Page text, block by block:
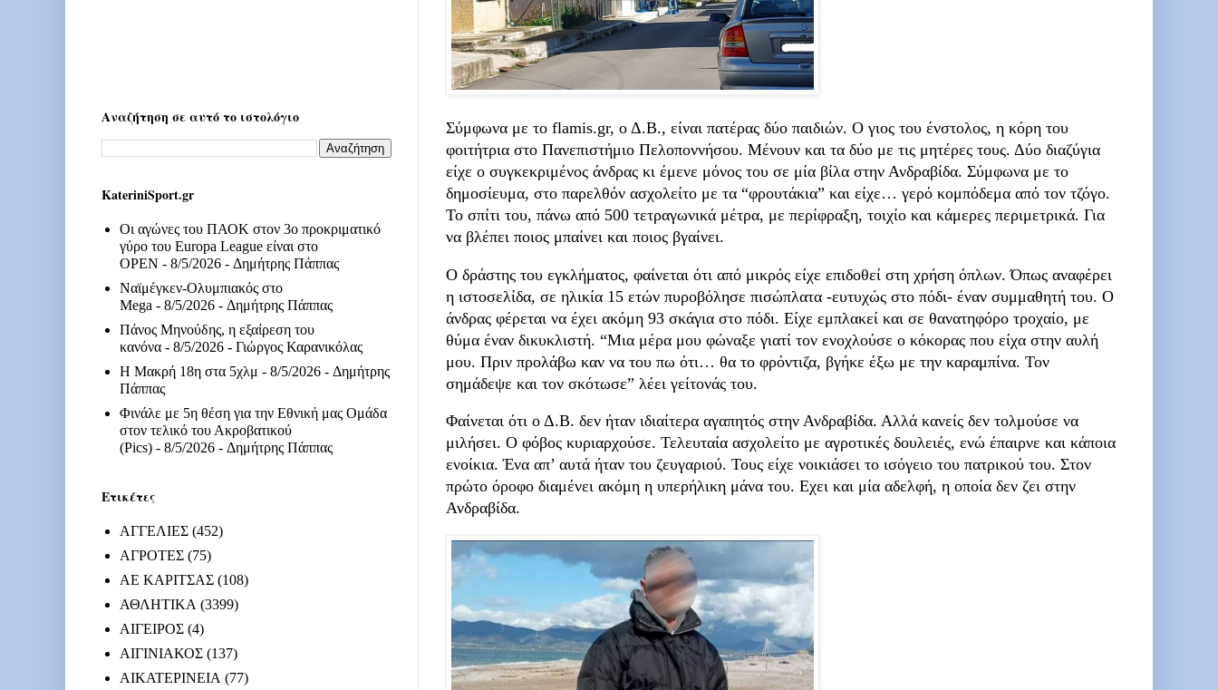
Σύμφωνα με το flamis.gr, ο Δ.Β., είναι πατέρας δύο παιδιών. Ο γιος του ένστολος, η κόρη του
φοιτήτρια στο Πανεπιστήμιο Πελοποννήσου. Μένουν και τα δύο με τις μητέρες τους. Δύο διαζύγια
είχε ο συγκεκριμένος άνδρας κι έμενε μόνος του σε μία βίλα στην Ανδραβίδα. Σύμφωνα με το
δημοσίευμα, στο παρελθόν ασχολείτο με τα “φρουτάκια” και είχε… γερό κομπόδεμα από τον τζόγο.
Το σπίτι του, πάνω από 500 τετραγωνικά μέτρα, με περίφραξη, τοιχίο και κάμερες περιμετρικά. Για
να βλέπει ποιος μπαίνει και ποιος βγαίνει.
Ο δράστης του εγκλήματος, φαίνεται ότι από μικρός είχε επιδοθεί στη χρήση όπλων. Όπως αναφέρει
η ιστοσελίδα, σε ηλικία 15 ετών πυροβόλησε πισώπλατα -ευτυχώς στο πόδι- έναν συμμαθητή του. Ο
άνδρας φέρεται να έχει ακόμη 93 σκάγια στο πόδι. Είχε εμπλακεί και σε θανατηφόρο τροχαίο, με
θύμα έναν δικυκλιστή. “Μια μέρα μου φώναξε γιατί τον ενοχλούσε ο κόκορας που είχα στην αυλή
μου. Πριν προλάβω καν να του πω ότι… θα το φρόντιζα, βγήκε έξω με την καραμπίνα. Τον
σημάδεψε και τον σκότωσε” λέει γείτονάς του.
Φαίνεται ότι ο Δ.Β. δεν ήταν ιδιαίτερα αγαπητός στην Ανδραβίδα. Αλλά κανείς δεν τολμούσε να
μιλήσει. Ο φόβος κυριαρχούσε. Τελευταία ασχολείτο με αγροτικές δουλειές, ενώ έπαιρνε και κάποια
ενοίκια. Ένα απ’ αυτά ήταν του ζευγαριού. Τους είχε νοικιάσει το ισόγειο του πατρικού του. Στον
πρώτο όροφο διαμένει ακόμη η υπερήλικη μάνα του. Εχει και μία αδελφή, η οποία δεν ζει στην
Ανδραβίδα.
Αναζήτηση σε αυτό το ιστολόγιο
KateriniSport.gr
Οι αγώνες του ΠΑΟΚ στον 3ο προκριματικό
γύρο του Europa League είναι στο
OPEN - 8/5/2026 - Δημήτρης Πάππας
Ναϊμέγκεν-Ολυμπιακός στο
Mega - 8/5/2026 - Δημήτρης Πάππας
Πάνος Μηνούδης, η εξαίρεση του
κανόνα - 8/5/2026 - Γιώργος Καρανικόλας
Η Μακρή 18η στα 5χλμ - 8/5/2026 - Δημήτρης
Πάππας
Φινάλε με 5η θέση για την Εθνική μας Ομάδα
στον τελικό του Ακροβατικού
(Pics) - 8/5/2026 - Δημήτρης Πάππας
Ετικέτες
ΑΓΓΕΛΙΕΣ (452)
ΑΓΡΟΤΕΣ (75)
ΑΕ ΚΑΡΙΤΣΑΣ (108)
ΑΘΛΗΤΙΚΑ (3399)
ΑΙΓΕΙΡΟΣ (4)
ΑΙΓΙΝΙΑΚΟΣ (137)
ΑΙΚΑΤΕΡΙΝΕΙΑ (77)